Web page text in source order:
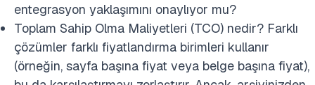
entegrasyon yaklaşımını onaylıyor mu?
Toplam Sahip Olma Maliyetleri (TCO) nedir? Farklı
çözümler farklı fiyatlandırma birimleri kullanır
(örneğin, sayfa başına fiyat veya belge başına fiyat),